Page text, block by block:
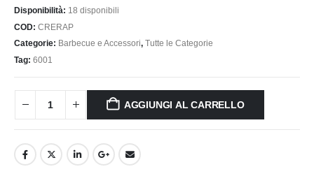
Disponibilità: 18 disponibili
COD: CRERAP
Categorie: Barbecue e Accessori, Tutte le Categorie
Tag: 6001
AGGIUNGI AL CARRELLO